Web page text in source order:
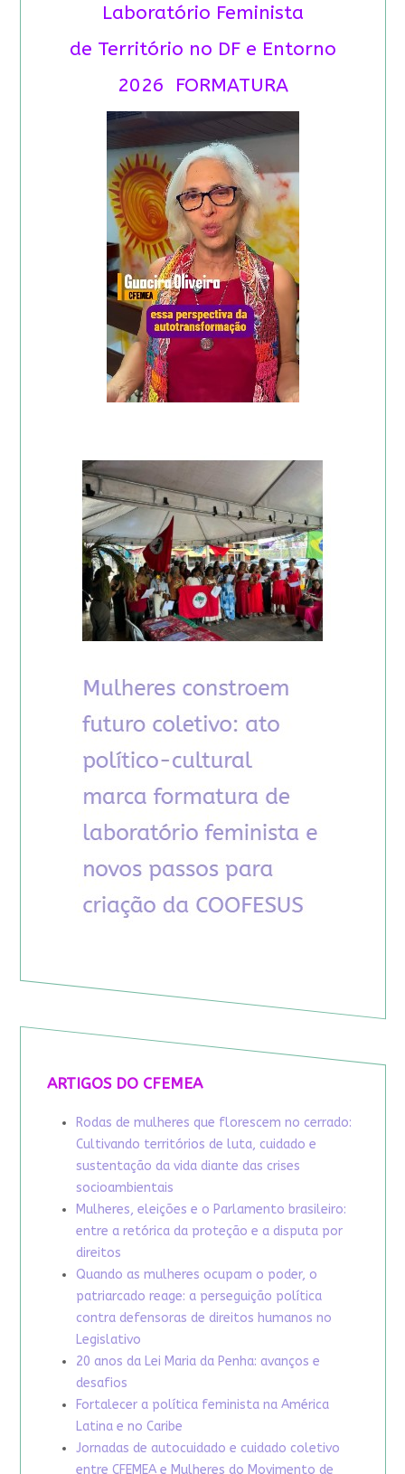
Laboratório Feminista
de Território no DF e Entorno
2026 FORMATURA
ARTIGOS DO CFEMEA
Rodas de mulheres que florescem no cerrado:
Cultivando territórios de luta, cuidado e
sustentação da vida diante das crises
socioambientais
Mulheres, eleições e o Parlamento brasileiro:
entre a retórica da proteção e a disputa por
direitos
Quando as mulheres ocupam o poder, o
patriarcado reage: a perseguição política
contra defensoras de direitos humanos no
Legislativo
20 anos da Lei Maria da Penha: avanços e
desafios
Fortalecer a política feminista na América
Latina e no Caribe
Jornadas de autocuidado e cuidado coletivo
entre CFEMEA e Mulheres do Movimento de